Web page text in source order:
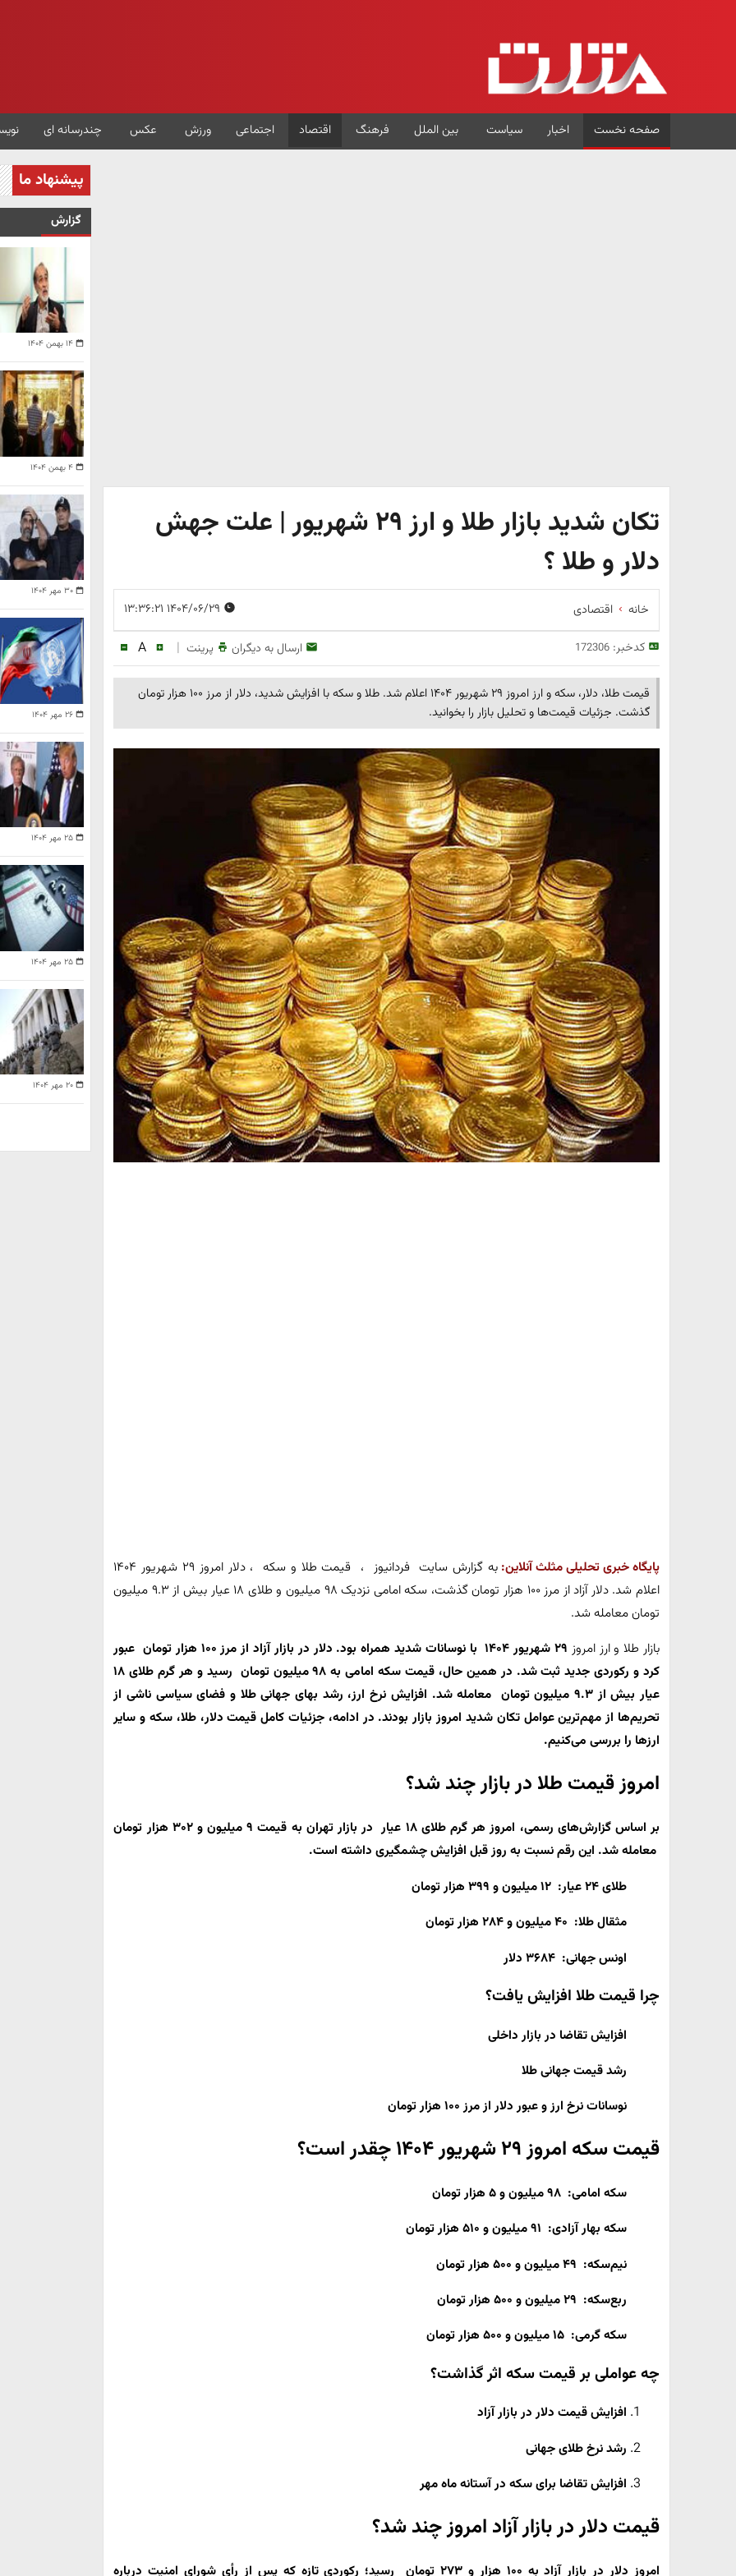
صفحه نخست اخبار سیاست بین الملل فرهنگ اقتصاد اجتماعی ورزش عکس چندرسانه ای
تکان شدید بازار طلا و ارز ۲۹ شهریور | علت جهش
دلار و طلا ؟
خانه اقتصادی
کدخبر:172306 ارسال به دیگران پرینت |
A
قیمت طلا، دلار، سکه و ارز امروز ۲۹ شهریور ۱۴۰۴ اعلام شد. طلا و سکه با افزایش شدید، دلار از مرز ۱۰۰ هزار تومان
گذشت. جزئیات قیمت‌ها و تحلیل بازار را بخوانید.
پایگاه خبری تحلیلی مثلث آنلاین:
به گزارش سایت فردانیوز ، قیمت طلا و سکه ، دلار امروز ۲۹ شهریور ۱۴۰۴
اعلام شد. دلار آزاد از مرز ۱۰۰ هزار تومان گذشت، سکه امامی نزدیک ۹۸ میلیون و طلای ۱۸ عیار بیش از ۹.۳ میلیون
تومان معامله شد.
بازار طلا و ارز امروز ۲۹ شهریور ۱۴۰۴ با نوسانات شدید همراه بود. دلار در بازار آزاد از مرز
۱۰۰ هزار تومان عبور
کرد و رکوردی جدید ثبت شد. در همین حال، قیمت سکه امامی به ۹۸ میلیون تومان رسید و هر گرم
طلای ۱۸
عیار بیش از ۹.۳ میلیون تومان معامله شد. افزایش نرخ ارز، رشد بهای جهانی طلا و فضای سیاسی ناشی از
تحریم‌ها از مهم‌ترین عوامل تکان شدید امروز بازار بودند. در ادامه، جزئیات کامل قیمت دلار، طلا، سکه و سایر
ارزها را بررسی می‌کنیم.
امروز قیمت طلا در بازار چند شد؟
بر اساس گزارش‌های رسمی، امروز هرگرم طلای ۱۸ عیار در بازار تهران به قیمت
۹ میلیون و ۳۰۲ هزار تومان
معامله شد. این رقم نسبت به روز قبل افزایش چشمگیری داشته است.
طلای ۲۴ عیار: ۱۲ میلیون و ۳۹۹ هزار تومان
مثقال طلا: ۴۰ میلیون و ۲۸۴ هزار تومان
اونس جهانی: ۳۶۸۴ دلار
چرا قیمت طلا افزایش یافت؟
افزایش تقاضا در بازار داخلی
رشد قیمت جهانی طلا
نوسانات نرخ ارز و عبور دلار از مرز ۱۰۰ هزار تومان
قیمت سکه امروز ۲۹ شهریور ۱۴۰۴ چقدر است؟
سکه امامی: ۹۸ میلیون و ۵ هزار تومان
سکه بهار آزادی: ۹۱ میلیون و ۵۱۰ هزار تومان
نیم‌سکه: ۴۹ میلیون و ۵۰۰ هزار تومان
ربع‌سکه: ۲۹ میلیون و ۵۰۰ هزار تومان
سکه گرمی: ۱۵ میلیون و ۵۰۰ هزار تومان
چه عواملی بر قیمت سکه اثر گذاشت؟
افزایش قیمت دلار در بازار آزاد
رشد نرخ طلای جهانی
افزایش تقاضا برای سکه در آستانه ماه مهر
قیمت دلار در بازار آزاد امروز چند شد؟
امروز دلار در بازار آزاد به
۱۰۰ هزار و ۲۷۳ تومان رسید؛ رکوردی تازه که پس از رأی شورای امنیت درباره
پیشنهاد ما
گزارش
۱۴ بهمن ۱۴۰۴
۴ بهمن ۱۴۰۴
۳۰ مهر ۱۴۰۴
۲۶ مهر ۱۴۰۴
۲۵ مهر ۱۴۰۴
۲۵ مهر ۱۴۰۴
۲۰ مهر ۱۴۰۴